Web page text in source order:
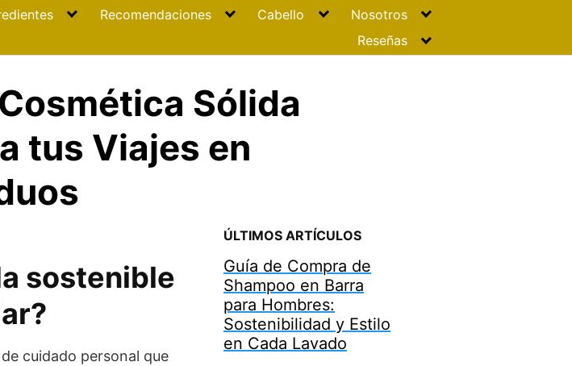
Recomendaciones Cabello
Nosotros
Reseñas
Sólida
tus Viajes en
sostenible
cuidado personal que
ÚLTIMOS ARTÍCULOS
Guía de Compra de
Shampoo en Barra
para Hombres:
Sostenibilidad y Estilo
en Cada Lavado